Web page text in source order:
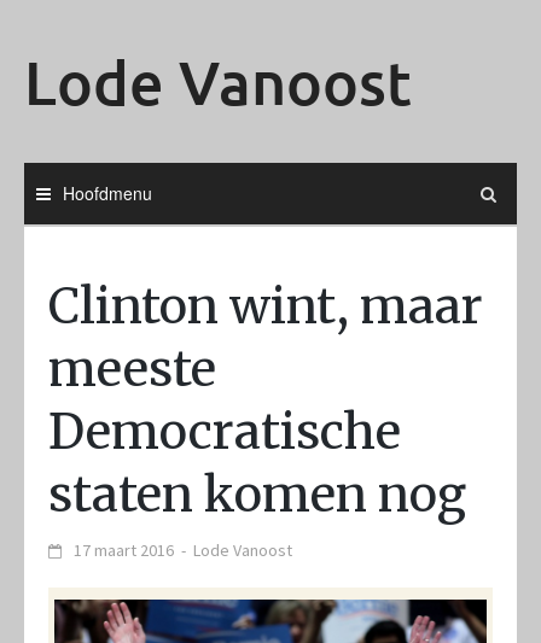
Lode Vanoost
Hoofdmenu
Clinton wint, maar
meeste
Democratische
staten komen nog
17 maart 2016 - Lode Vanoost